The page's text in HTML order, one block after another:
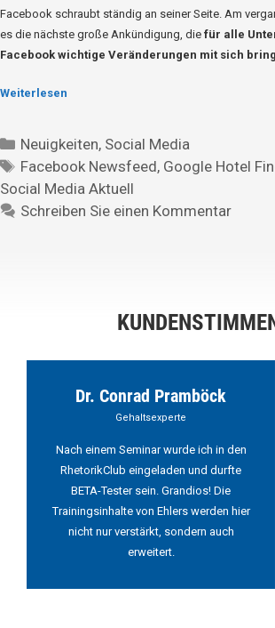
Facebook schraubt ständig an seiner Seite. Am
es die nächste große Ankündigung, die für alle
Facebook wichtige Veränderungen mit sich
Weiterlesen
Neuigkeiten, Social Media
Facebook Newsfeed, Google Hotel
Social Media Aktuell
Schreiben Sie einen Kommentar
Dr. Conrad Pramböck
Gehaltsexperte
Nach einem Seminar wurde ich in den
RhetorikClub eingeladen und durfte
BETA-Tester sein. Grandios! Die
Trainingsinhalte von Ehlers werden hier
nicht nur verstärkt, sondern auch
erweitert.